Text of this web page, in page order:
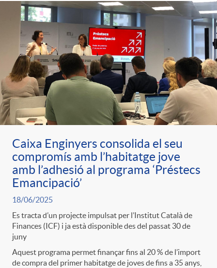
Caixa Enginyers consolida el seu
compromís amb l’habitatge jove
amb l’adhesió al programa ‘Préstecs
Emancipació’
18/06/2025
Es tracta d’un projecte impulsat per l’Institut Català de
Finances (ICF) i ja està disponible des del passat 30 de
juny
Aquest programa permet finançar fins al 20 % de l’import
de compra del primer habitatge de joves de fins a 35 anys,